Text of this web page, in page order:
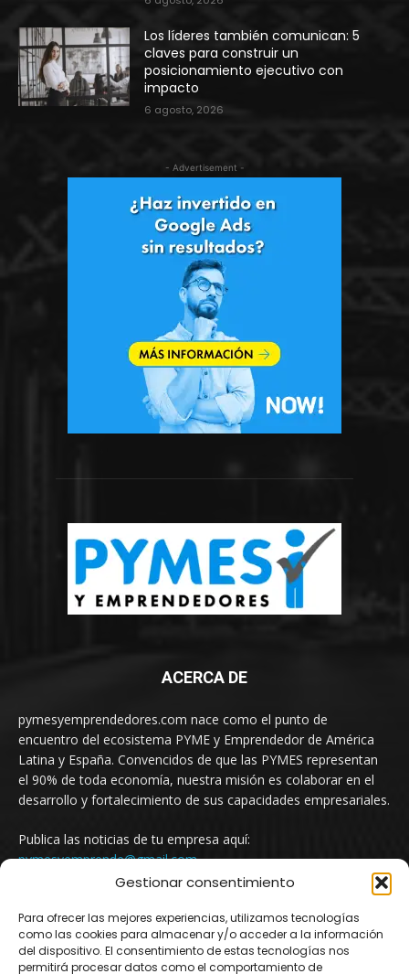
Gestionar consentimiento
Para ofrecer las mejores experiencias, utilizamos tecnologías
como las cookies para almacenar y/o acceder a la información
del dispositivo. El consentimiento de estas tecnologías nos
permitirá procesar datos como el comportamiento de
Los líderes también comunican: 5
claves para construir un
posicionamiento ejecutivo con
impacto
6 agosto, 2026
- Advertisement -
ACERCA DE
pymesyemprendedores.com nace como el punto de
encuentro del ecosistema PYME y Emprendedor de América
Latina y España. Convencidos de que las PYMES representan
el 90% de toda economía, nuestra misión es colaborar en el
desarrollo y fortalecimiento de sus capacidades empresariales.
Publica las noticias de tu empresa aquí:
pymesyemprende@gmail.com
SÍGUENOS